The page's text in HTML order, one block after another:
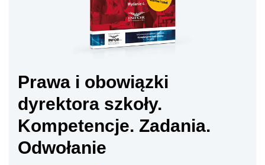
Prawa i obowiązki
dyrektora szkoły.
Kompetencje. Zadania.
Odwołanie